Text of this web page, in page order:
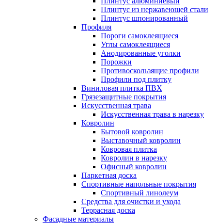
Плинтус из нержавеющей стали
Плинтус шпонированный
Профиля
Пороги самоклеящиеся
Углы самоклеящиеся
Анодированные уголки
Порожки
Противоскользящие профили
Профили под плитку
Виниловая плитка ПВХ
Грязезащитные покрытия
Искусственная трава
Искусственная трава в нарезку
Ковролин
Бытовой ковролин
Выставочный ковролин
Ковровая плитка
Ковролин в нарезку
Офисный ковролин
Паркетная доска
Спортивные напольные покрытия
Спортивный линолеум
Средства для очистки и ухода
Террасная доска
Фасадные материалы